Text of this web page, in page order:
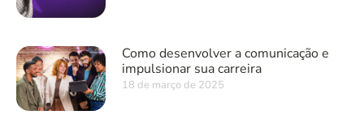
Como desenvolver a comunicação e
impulsionar sua carreira
18 de março de 2025